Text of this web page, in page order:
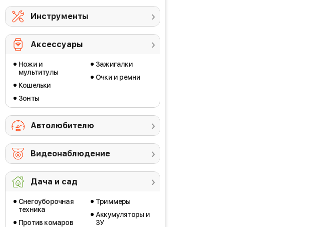
Инструменты
Аксессуары
Ножи и
мультитулы
Кошельки
Зонты
Зажигалки
Очки и ремни
Автолюбителю
Видеонаблюдение
Дача и сад
Снегоуборочная
техника
Против комаров
Триммеры
Аккумуляторы и
ЗУ